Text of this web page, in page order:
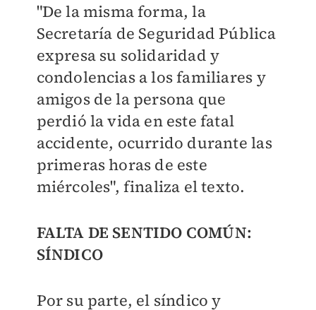
"De la misma forma, la
Secretaría de Seguridad Pública
expresa su solidaridad y
condolencias a los familiares y
amigos de la persona que
perdió la vida en este fatal
accidente, ocurrido durante las
primeras horas de este
miércoles", finaliza el texto.
FALTA DE SENTIDO COMÚN:
SÍNDICO
Por su parte, el síndico y